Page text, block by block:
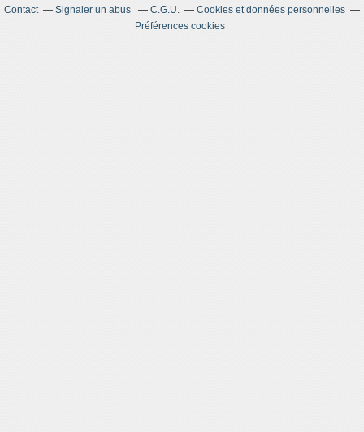
Contact
Signaler un abus C.G.U.
Cookies et données personnelles
Préférences cookies